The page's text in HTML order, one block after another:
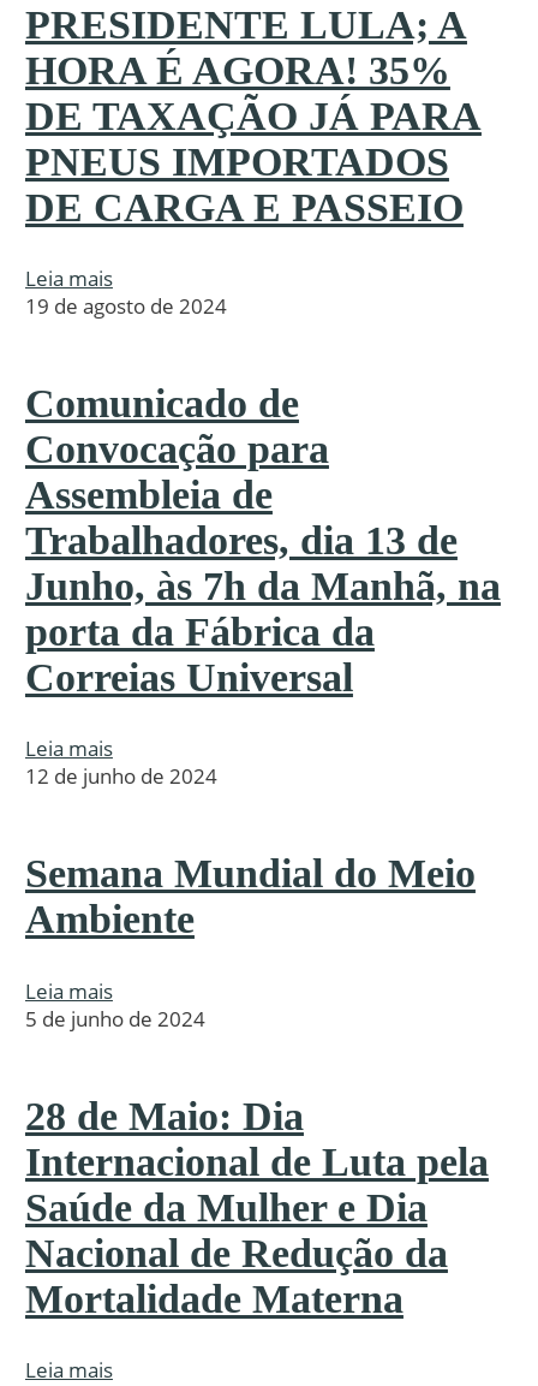
PRESIDENTE LULA; A
HORA É AGORA! 35%
DE TAXAÇÃO JÁ PARA
PNEUS IMPORTADOS
DE CARGA E PASSEIO
Leia mais
19 de agosto de 2024
Comunicado de
Convocação para
Assembleia de
Trabalhadores, dia 13 de
Junho, às 7h da Manhã, na
porta da Fábrica da
Correias Universal
Leia mais
12 de junho de 2024
Semana Mundial do Meio
Ambiente
Leia mais
5 de junho de 2024
28 de Maio: Dia
Internacional de Luta pela
Saúde da Mulher e Dia
Nacional de Redução da
Mortalidade Materna
Leia mais